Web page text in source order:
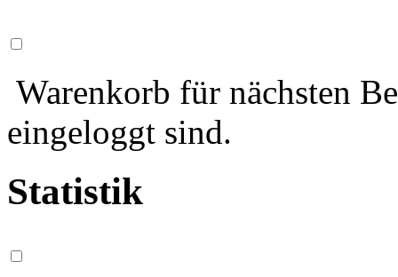
Warenkorb für nächsten
eingeloggt sind.
Statistik